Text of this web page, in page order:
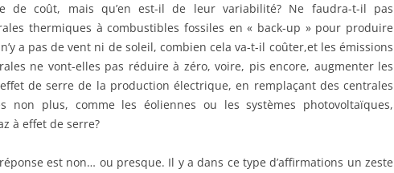
de coût, mais qu’en est-il de leur variabilité? Ne faudra-t-il pas
thermiques à combustibles fossiles en « back-up » pour produire
a pas de vent ni de soleil, combien cela va-t-il coûter,et les émissions
ne vont-elles pas réduire à zéro, voire, pis encore, augmenter les
de serre de la production électrique, en remplaçant des centrales
non plus, comme les éoliennes ou les systèmes photovoltaïques,
à effet de serre?
est non… ou presque. Il y a dans ce type d’affirmations un zeste